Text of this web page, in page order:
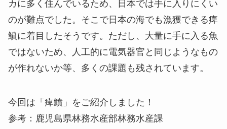
カに多く住んでいるため、日本では手に入りにくい
のが難点でした。そこで日本の海でも漁獲できる痺
鱝に着目したそうです。ただし、大量に手に入る魚
ではないため、人工的に電気器官と同じようなもの
が作れないか等、多くの課題も残されています。
今回は「痺鱝」をご紹介しました！
参考：鹿児島県林務水産部林務水産課